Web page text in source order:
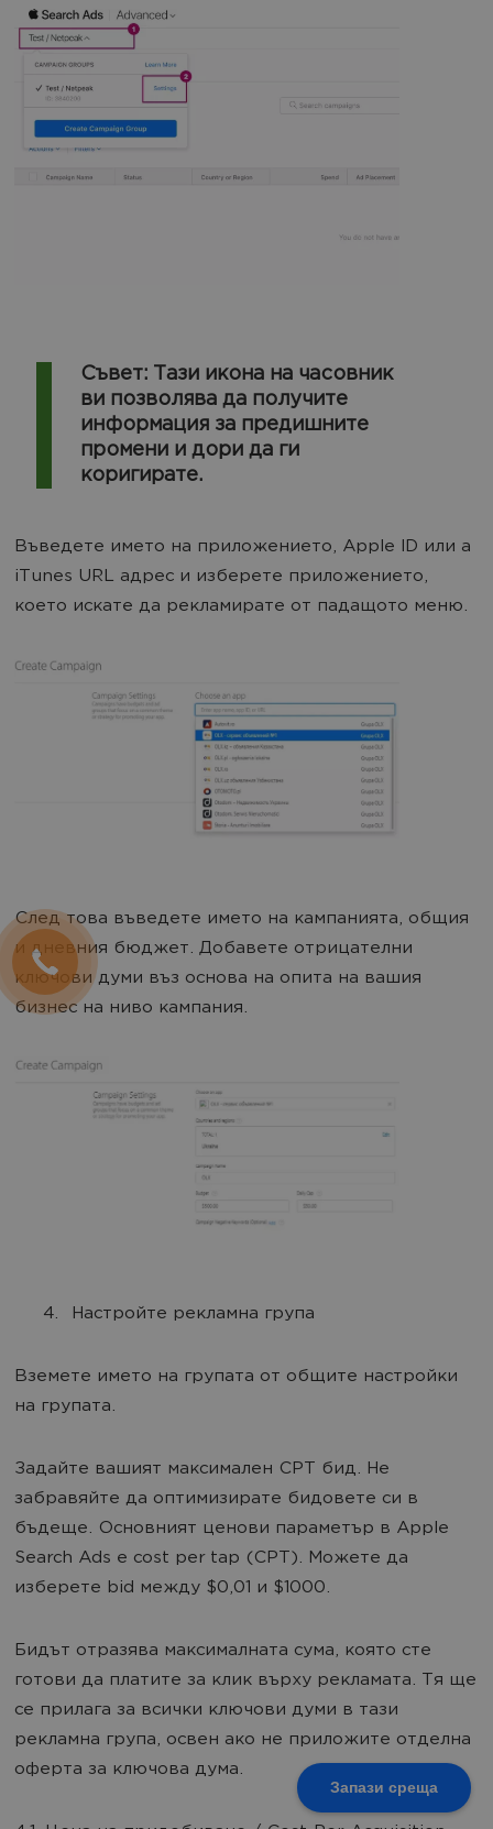
Запази среща
Съвет: Тази икона на часовник
ви позволява да получите
информация за предишните
промени и дори да ги
коригирате.
Въведете името на приложението, Apple ID или а
iTunes URL адрес и изберете приложението,
което искате да рекламирате от падащото меню.
След това въведете името на кампанията, общия
и дневния бюджет. Добавете отрицателни
ключови думи въз основа на опита на вашия
бизнес на ниво кампания.
Настройте рекламна група
Вземете името на групата от общите настройки
на групата.
Задайте вашият максимален CPT бид. Не
забравяйте да оптимизирате бидовете си в
бъдеще. Основният ценови параметър в Apple
Search Ads е cost per tap (CPT). Можете да
изберете bid между $0,01 и $1000.
Бидът отразява максималната сума, която сте
готови да платите за клик върху рекламата. Тя ще
се прилага за всички ключови думи в тази
рекламна група, освен ако не приложите отделна
оферта за ключова дума.